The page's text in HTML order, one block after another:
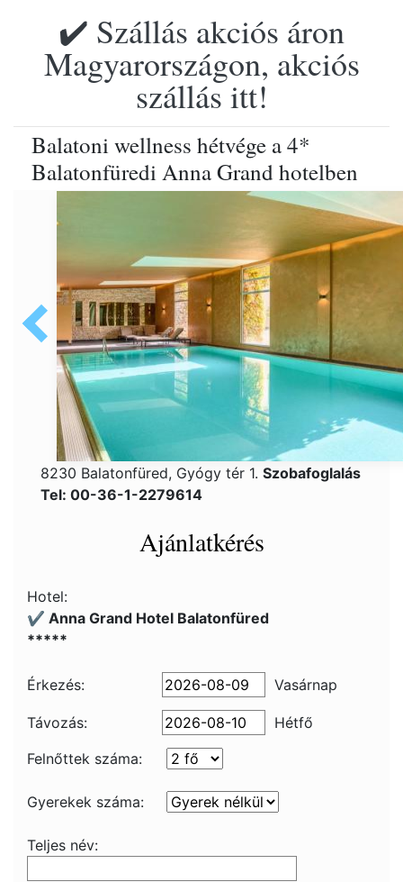
✔️ Szállás akciós áron
Magyarországon, akciós
szállás itt!
Balatoni wellness hétvége a 4*
Balatonfüredi Anna Grand hotelben
8230 Balatonfüred, Gyógy tér 1. Szobafoglalás
Tel: 00-36-1-2279614
Ajánlatkérés
Hotel:
✔️ Anna Grand Hotel Balatonfüred
*****
Érkezés: Vasárnap
Távozás:
Hétfő
Felnőttek száma:
Gyerekek száma:
Teljes név: